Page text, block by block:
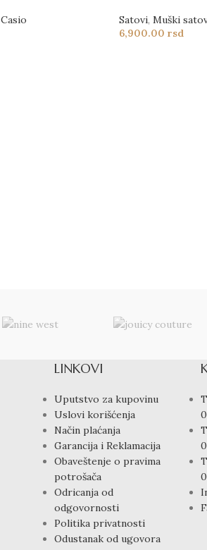
Casio
Satovi, Muški
6,900.00 rsd
LINKOVI
Uputstvo za kupovinu
Uslovi korišćenja
Način plaćanja
Garancija i Reklamacija
Obaveštenje o pravima
potrošača
Odricanja od
odgovornosti
Politika privatnosti
Odustanak od ugovora